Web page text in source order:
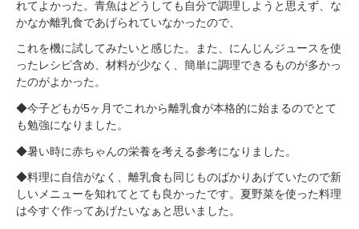
れてよかった。青魚はどうしても自分で調理しようと思えず、な
かなか離乳食であげられていなかったので、
これを機に試してみたいと感じた。また、にんじんジュースを使
ったレシピ含め、材料が少なく、簡単に調理できるものが多かっ
たのがよかった。
◆今子どもが5ヶ月でこれから離乳食が本格的に始まるのでとて
も勉強になりました。
◆暑い時に赤ちゃんの栄養を考える参考になりました。
◆料理に自信がなく、離乳食も同じものばかりあげていたので新
しいメニューを知れてとても良かったです。夏野菜を使った料理
は今すぐ作ってあげたいなぁと思いました。